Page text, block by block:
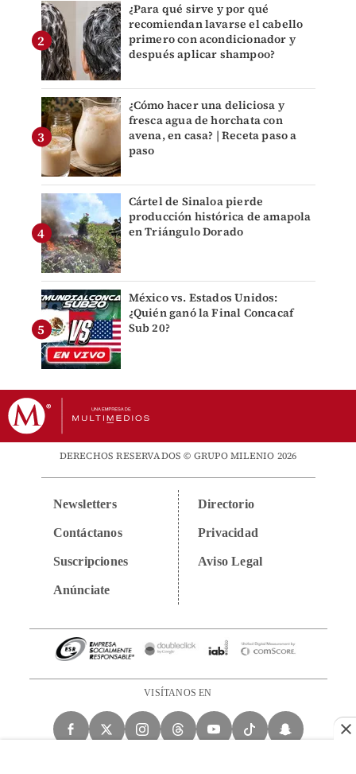
¿Para qué sirve y por qué
recomiendan lavarse el cabello
primero con acondicionador y
después aplicar shampoo?
¿Cómo hacer una deliciosa y
fresca agua de horchata con
avena, en casa? | Receta paso a
paso
Cártel de Sinaloa pierde
producción histórica de amapola
en Triángulo Dorado
México vs. Estados Unidos:
¿Quién ganó la Final Concacaf
Sub 20?
DERECHOS RESERVADOS © GRUPO MILENIO 2026
Newsletters
Contáctanos
Suscripciones
Anúnciate
Directorio
Privacidad
Aviso Legal
VISÍTANOS EN